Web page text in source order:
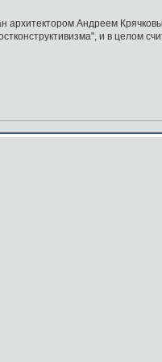
архитектором Андреем
и в целом